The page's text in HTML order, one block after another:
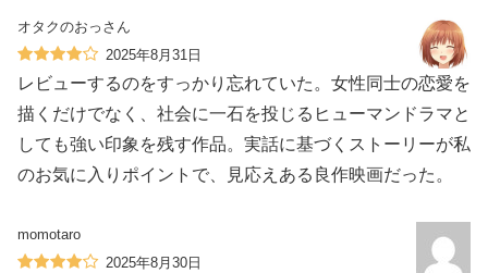
オタクのおっさん
2025年8月31日
レビューするのをすっかり忘れていた。女性同士の恋愛を
描くだけでなく、社会に一石を投じるヒューマンドラマと
しても強い印象を残す作品。実話に基づくストーリーが私
のお気に入りポイントで、見応えある良作映画だった。
momotaro
2025年8月30日